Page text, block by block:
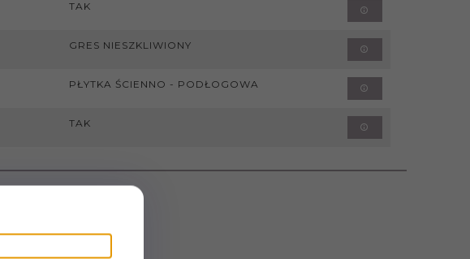
TAK
GRES NIESZKLIWIONY
PŁYTKA ŚCIENNO - PODŁOGOWA
TAK